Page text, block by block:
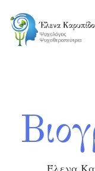
Έλενα